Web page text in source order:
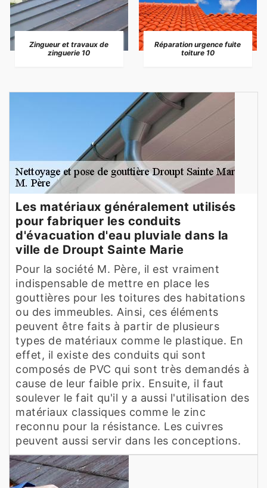
Zingueur et travaux de
zinguerie 10
Réparation urgence fuite
toiture 10
Les matériaux généralement utilisés
pour fabriquer les conduits
d'évacuation d'eau pluviale dans la
ville de Droupt Sainte Marie
Pour la société M. Père, il est vraiment
indispensable de mettre en place les
gouttières pour les toitures des habitations
ou des immeubles. Ainsi, ces éléments
peuvent être faits à partir de plusieurs
types de matériaux comme le plastique. En
effet, il existe des conduits qui sont
composés de PVC qui sont très demandés à
cause de leur faible prix. Ensuite, il faut
soulever le fait qu'il y a aussi l'utilisation des
matériaux classiques comme le zinc
reconnu pour la résistance. Les cuivres
peuvent aussi servir dans les conceptions.